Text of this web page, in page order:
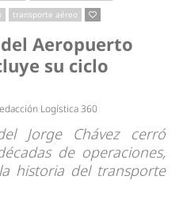
transporte aéreo
Aeropuerto
su ciclo
Logística 360
Jorge Chávez cerró
de operaciones,
historia del transporte